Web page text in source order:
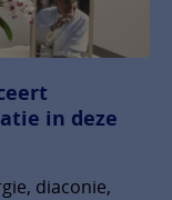
in deze
diaconie,